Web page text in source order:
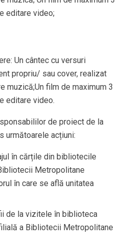
editare video;
Un cântec cu versuri
propriu/ sau cover, realizat
muzică;Un film de maximum 3
editare video.
de proiect de la
următoarele acțiuni:
în cărțile din bibliotecile
Metropolitane
în care se află unitatea
de la vizitele în biblioteca
a Bibliotecii Metropolitane